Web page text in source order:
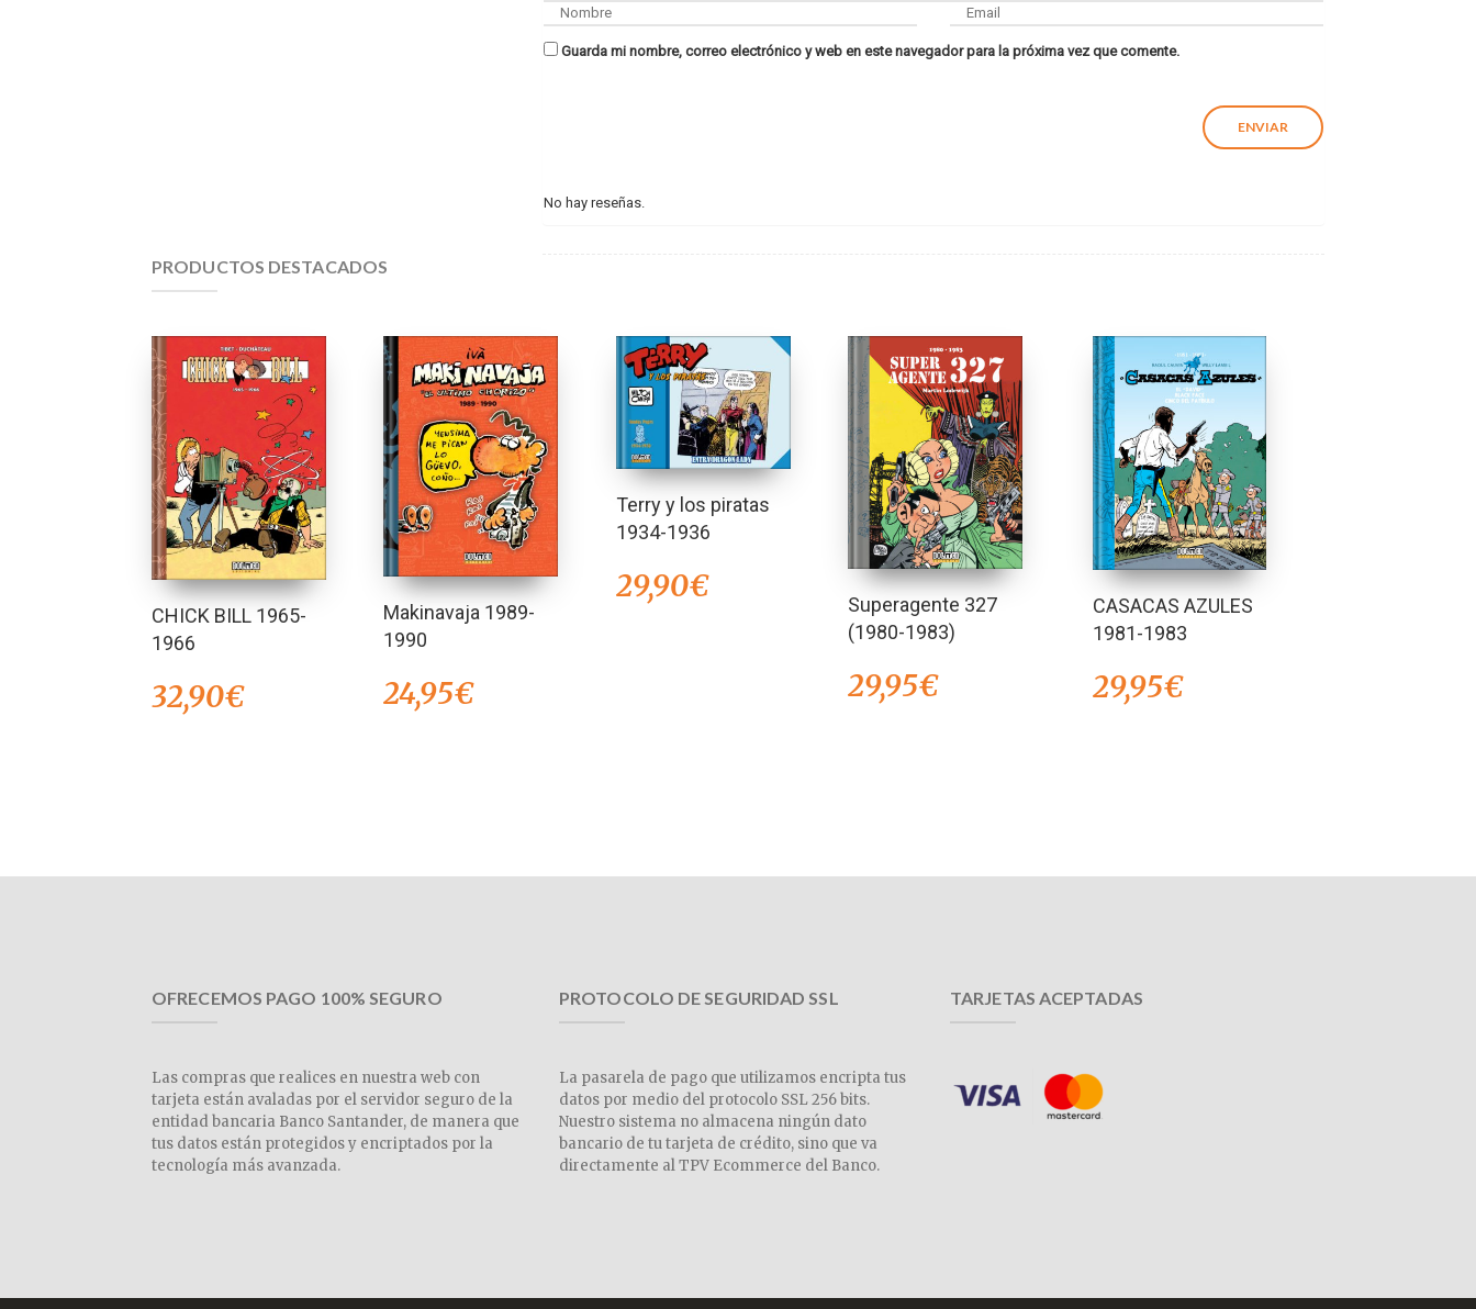
Guarda mi nombre, correo electrónico y web en este navegador para la próxima vez que comente.
No hay reseñas.
PRODUCTOS DESTACADOS
CHICK BILL 1965-
1966
32,90€
Makinavaja 1989-
1990
24,95€
Terry y los piratas
1934-1936
29,90€
Superagente 327
(1980-1983)
29,95€
CASACAS AZULES
1981-1983
29,95€
OFRECEMOS PAGO 100% SEGURO
Las compras que realices en nuestra web con
tarjeta están avaladas por el servidor seguro de la
entidad bancaria Banco Santander, de manera que
tus datos están protegidos y encriptados por la
tecnología más avanzada.
PROTOCOLO DE SEGURIDAD SSL
La pasarela de pago que utilizamos encripta tus
datos por medio del protocolo SSL 256 bits.
Nuestro sistema no almacena ningún dato
bancario de tu tarjeta de crédito, sino que va
directamente al TPV Ecommerce del Banco.
TARJETAS ACEPTADAS